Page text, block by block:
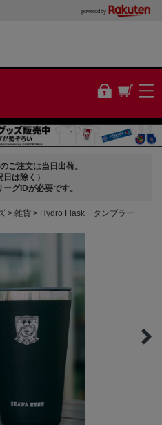
powered by
ご注文は当日出荷。
日は除く）
グIDが必要です。
雑貨 Hydro Flask タンブラー